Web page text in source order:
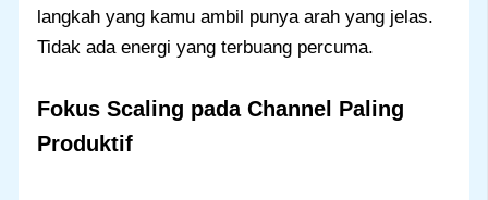
langkah yang kamu ambil punya arah yang jelas.
Tidak ada energi yang terbuang percuma.
Fokus Scaling pada Channel Paling
Produktif